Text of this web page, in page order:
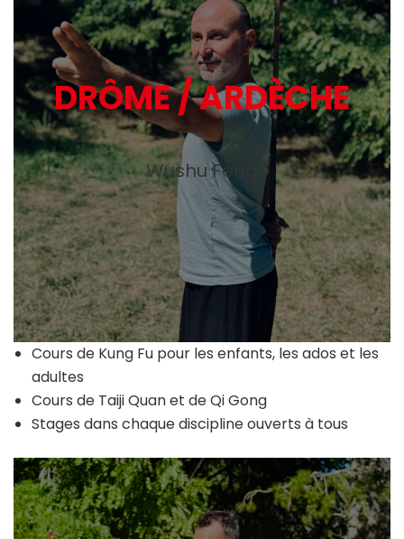
DRÔME / ARDÈCHE
Wushu Feng
Cours de Kung Fu pour les enfants, les ados et les
adultes
Cours de Taiji Quan et de Qi Gong
Stages dans chaque discipline ouverts à tous